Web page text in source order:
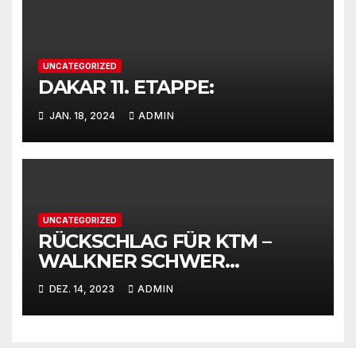
UNCATEGORIZED
DAKAR 11. ETAPPE:
JAN. 18, 2024 ADMIN
UNCATEGORIZED
RÜCKSCHLAG FÜR KTM –
WALKNER SCHWER
VERLETZT
DEZ. 14, 2023 ADMIN